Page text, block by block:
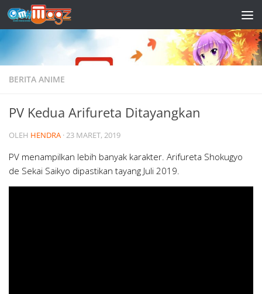
Skip to content
BERITA ANIME
PV Kedua Arifureta Ditayangkan
OLEH HENDRA ·23 MARET, 2019
PV menampilkan lebih banyak karakter. Arifureta Shokugyo
de Sekai Saikyo dipastikan tayang Juli 2019.